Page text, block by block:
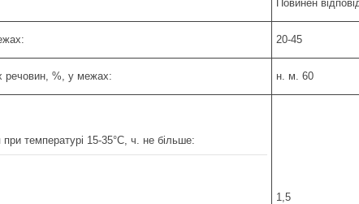
Повинен
20-45
речовин, %, у межах: н. м. 60
температурі 15-35°С, ч. не більше:
1,5